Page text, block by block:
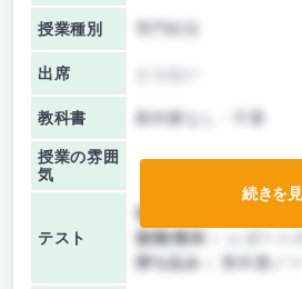
授業種別
出席
教科書 教科書なし・不要
授業の雰囲
気
テスト
前期/中間：
後期/期末：
持ち込み：
教科書ノ
続きを